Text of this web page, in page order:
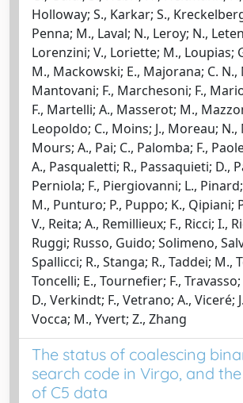
Holloway; S., Karkar; S.,
Penna; M., Laval; N., Leroy; N.,
Lorenzini; V., Loriette; M., Loupias;
M., Mackowski; E., Majorana; C. N.,
Mantovani; F., Marchesoni; F.,
F., Martelli; A., Masserot; M.,
Leopoldo; C., Moins; J., Moreau;
Mours; A., Pai; C., Palomba; F.,
A., Pasqualetti; R., Passaquieti; D.,
Perniola; F., Piergiovanni; L.,
M., Punturo; P., Puppo; K., Qipiani;
V., Reita; A., Remillieux; F., Ricci; I.,
Ruggi; Russo, Guido; Solimeno,
Spallicci; R., Stanga; R., Taddei; M.,
Toncelli; E., Tournefier; F.,
D., Verkindt; F., Vetrano; A., Viceré;
Vocca; M., Yvert; Z., Zhang
The status of coalescing
search code in Virgo, and
of C5 data